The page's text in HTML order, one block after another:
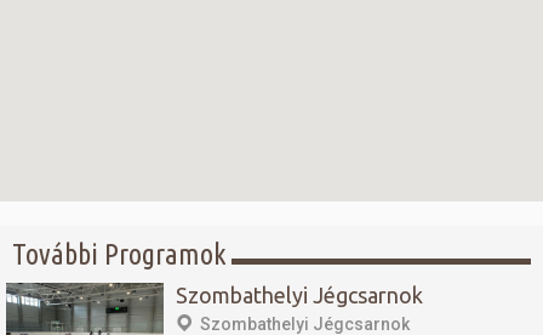
További Programok
Szombathelyi Jégcsarnok
Szombathelyi Jégcsarnok